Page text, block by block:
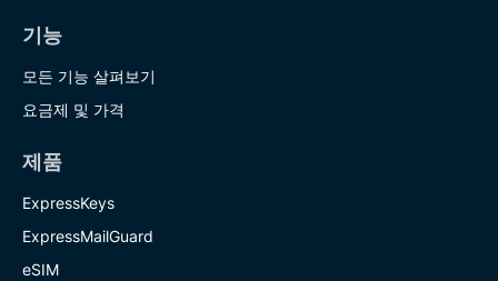
기능
모든 기능 살펴보기
요금제 및 가격
제품
ExpressKeys
ExpressMailGuard
eSIM